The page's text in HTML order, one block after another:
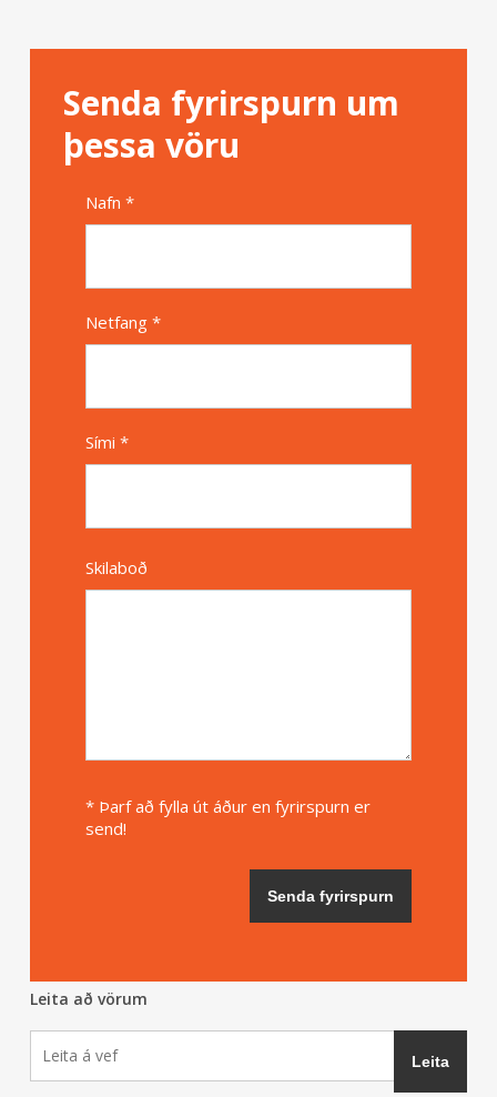
Senda fyrirspurn um
þessa vöru
Nafn *
Netfang *
Sími *
Skilaboð
* Þarf að fylla út áður en fyrirspurn er
send!
Leita að vörum